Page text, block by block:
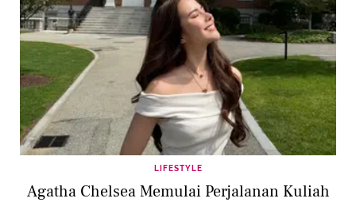
LIFESTYLE
Agatha Chelsea Memulai Perjalanan Kuliah